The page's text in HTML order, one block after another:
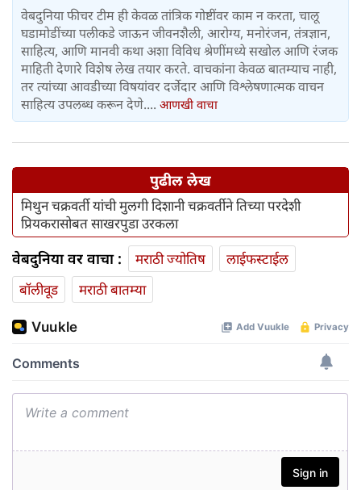
वेबदुनिया फीचर टीम ही केवळ तांत्रिक गोष्टींवर काम न करता, चालू
घडामोडींच्या पलीकडे जाऊन जीवनशैली, आरोग्य, मनोरंजन, तंत्रज्ञान,
साहित्य, आणि मानवी कथा अशा विविध श्रेणींमध्ये सखोल आणि रंजक
माहिती देणारे विशेष लेख तयार करते. वाचकांना केवळ बातम्याच नाही,
तर त्यांच्या आवडीच्या विषयांवर दर्जेदार आणि विश्लेषणात्मक वाचन
साहित्य उपलब्ध करून देणे.... आणखी वाचा
पुढील लेख
मिथुन चक्रवर्ती यांची मुलगी दिशानी चक्रवर्तीने तिच्या परदेशी
प्रियकरासोबत साखरपुडा उरकला
वेबदुनिया वर वाचा : मराठी ज्योतिष
लाईफस्टाईल
बॉलीवूड
मराठी बातम्या